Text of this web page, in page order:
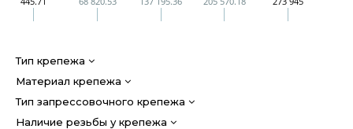
Тип крепежа
Материал крепежа
Тип запрессовочного крепежа
Наличие резьбы у крепежа